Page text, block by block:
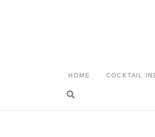
HOME COCKTAIL
Toggle search